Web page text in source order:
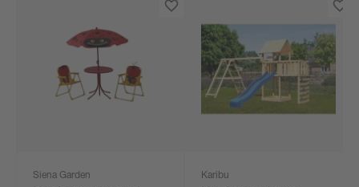
Siena Garden Karibu